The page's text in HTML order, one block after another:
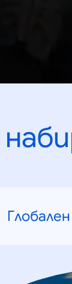
Глобален